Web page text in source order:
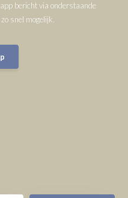
bericht via onderstaande
snel mogelijk.